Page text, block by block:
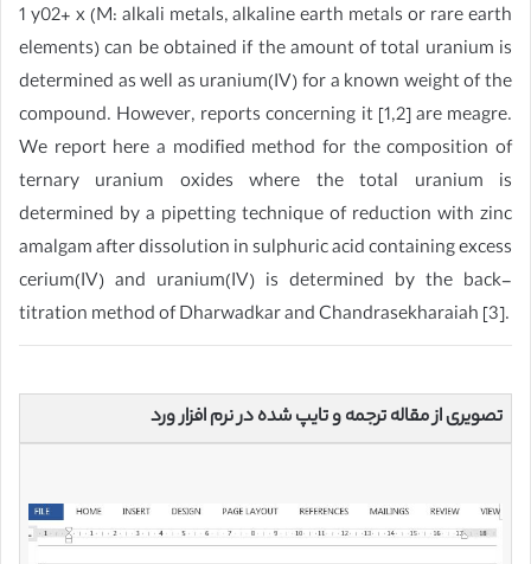
1 y02+ x (M: alkali metals, alkaline earth metals or rare earth
elements) can be obtained if the amount of total uranium is
determined as well as uranium(IV) for a known weight of the
compound. However, reports concerning it [1,2] are meagre.
We report here a modified method for the composition of
ternary uranium oxides where the total uranium is
determined by a pipetting technique of reduction with zinc
amalgam after dissolution in sulphuric acid containing excess
cerium(IV) and uranium(IV) is determined by the back-
titration method of Dharwadkar and Chandrasekharaiah [3].
تصویری از مقاله ترجمه و تایپ شده در نرم افزار ورد